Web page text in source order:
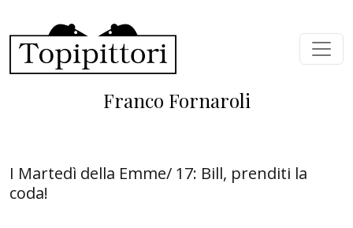
Franco Fornaroli
I Martedì della Emme/ 17: Bill, prenditi la
coda!